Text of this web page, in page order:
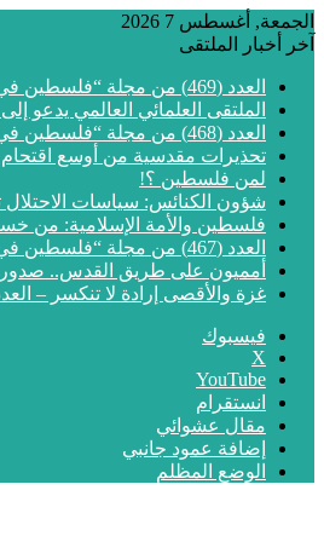
الجمعة, أغسطس 7 2026
آخر أخبار الملتقى
العدد (469) من مجلة “فلسطين في أسبوع” بعنوان: أين العجب من مما يجري في فلسطين
الملتقى العلمائي العالمي يدعو
العدد (468) من مجلة “فلسطين في أسبوع” بعنوان: وسوف تُسألون عن الأقصى
تحذيرات مقدسية من أوسع
لمن فلسطين ؟!
شؤون الكنائس: سياسات الاحتلال
فلسطين والأمة الإسلامية: من
العدد (467) من مجلة “فلسطين في أسبوع” بعنوان: لمن فلسطين؟
أمميون على طريق القدس.. صدور العدد (466) من مجلة
غزة والأقصى إرادة لا تنكسر – العدد
فيسبوك
‫X
‫YouTube
انستقرام
مقال عشوائي
إضافة عمود جانبي
الوضع المظلم